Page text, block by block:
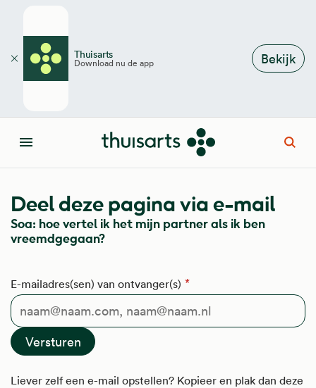
Thuisarts
Download nu de app Bekijk
Sluiten
Menu
Deel deze pagina via e-mail
Soa: hoe vertel ik het mijn partner als ik ben
vreemdgegaan?
E-mailadres(sen) van ontvanger(s)
Liever zelf een e-mail opstellen? Kopieer en plak dan deze